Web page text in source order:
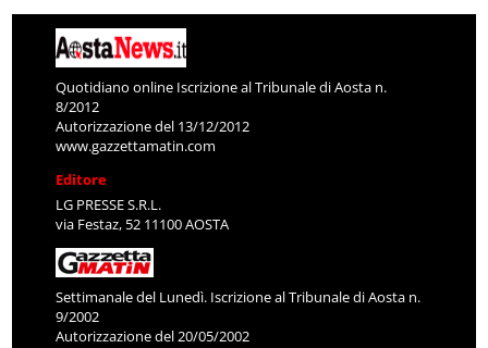
Quotidiano online Iscrizione al Tribunale di Aosta n.
8/2012
Autorizzazione del 13/12/2012
www.gazzettamatin.com
Editore
LG PRESSE S.R.L.
via Festaz, 52 11100 AOSTA
Settimanale del Lunedì. Iscrizione al Tribunale di Aosta n.
9/2002
Autorizzazione del 20/05/2002